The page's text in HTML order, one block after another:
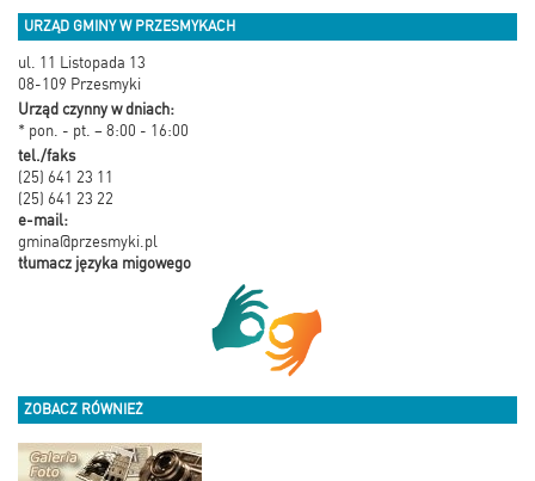
URZĄD GMINY W PRZESMYKACH
ul. 11 Listopada 13
08-109 Przesmyki
Urząd czynny w dniach:
* pon. - pt. – 8:00 - 16:00
tel./faks
(25) 641 23 11
(25) 641 23 22
e-mail:
gmina@przesmyki.pl
tłumacz języka migowego
ZOBACZ RÓWNIEŻ